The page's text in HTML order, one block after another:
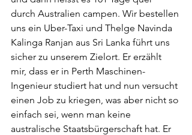
durch Australien campen. Wir bestellen
uns ein Uber-Taxi und Thelge Navinda
Kalinga Ranjan aus Sri Lanka führt uns
sicher zu unserem Zielort. Er erzählt
mir, dass er in Perth Maschinen-
Ingenieur studiert hat und nun versucht
einen Job zu kriegen, was aber nicht so
einfach sei, wenn man keine
australische Staatsbürgerschaft hat. Er